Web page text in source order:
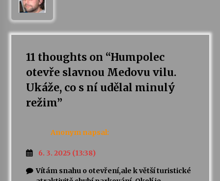
11 thoughts on “Humpolec
otevře slavnou Medovu vilu.
Ukáže, co s ní udělal minulý
režim”
Anonym napsal:
6. 3. 2025 (13:38)
Vítám snahu o otevření,ale k větší turistické